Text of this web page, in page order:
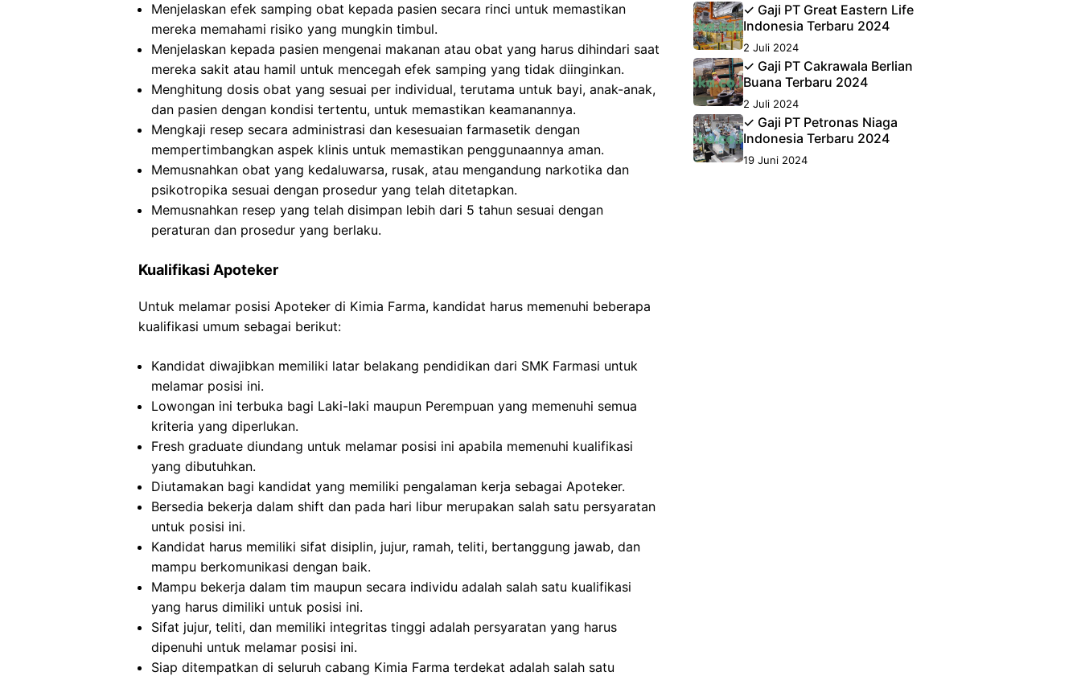
Menjelaskan efek samping obat kepada pasien secara rinci untuk memastikan
mereka memahami risiko yang mungkin timbul.
Menjelaskan kepada pasien mengenai makanan atau obat yang harus dihindari saat
mereka sakit atau hamil untuk mencegah efek samping yang tidak diinginkan.
Menghitung dosis obat yang sesuai per individual, terutama untuk bayi, anak-anak,
dan pasien dengan kondisi tertentu, untuk memastikan keamanannya.
Mengkaji resep secara administrasi dan kesesuaian farmasetik dengan
mempertimbangkan aspek klinis untuk memastikan penggunaannya aman.
Memusnahkan obat yang kedaluwarsa, rusak, atau mengandung narkotika dan
psikotropika sesuai dengan prosedur yang telah ditetapkan.
Memusnahkan resep yang telah disimpan lebih dari 5 tahun sesuai dengan
peraturan dan prosedur yang berlaku.
Kualifikasi Apoteker
Untuk melamar posisi Apoteker di Kimia Farma, kandidat harus memenuhi beberapa
kualifikasi umum sebagai berikut:
Kandidat diwajibkan memiliki latar belakang pendidikan dari SMK Farmasi untuk
melamar posisi ini.
Lowongan ini terbuka bagi Laki-laki maupun Perempuan yang memenuhi semua
kriteria yang diperlukan.
Fresh graduate diundang untuk melamar posisi ini apabila memenuhi kualifikasi
yang dibutuhkan.
Diutamakan bagi kandidat yang memiliki pengalaman kerja sebagai Apoteker.
Bersedia bekerja dalam shift dan pada hari libur merupakan salah satu persyaratan
untuk posisi ini.
Kandidat harus memiliki sifat disiplin, jujur, ramah, teliti, bertanggung jawab, dan
mampu berkomunikasi dengan baik.
Mampu bekerja dalam tim maupun secara individu adalah salah satu kualifikasi
yang harus dimiliki untuk posisi ini.
Sifat jujur, teliti, dan memiliki integritas tinggi adalah persyaratan yang harus
dipenuhi untuk melamar posisi ini.
Siap ditempatkan di seluruh cabang Kimia Farma terdekat adalah salah satu
✓ Gaji PT Great Eastern Life
Indonesia Terbaru 2024
2 Juli 2024
✓ Gaji PT Cakrawala Berlian
Buana Terbaru 2024
2 Juli 2024
✓ Gaji PT Petronas Niaga
Indonesia Terbaru 2024
19 Juni 2024